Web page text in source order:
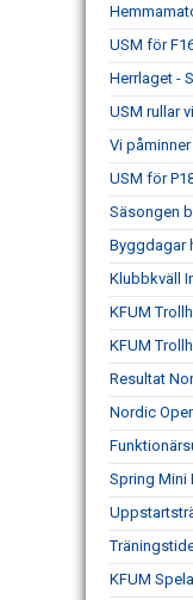
USM för
Herrlaget -
USM rullar
Vi
USM för
Säsongen
Byggdagar
Klubbkväll
KFUM
KFUM
Resultat
Nordic
Spring Mini
KFUM